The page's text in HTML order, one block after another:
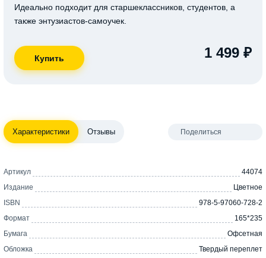
Идеально подходит для старшеклассников, студентов, а
также энтузиастов-самоучек.
1 499 ₽
Характеристики Отзывы Поделиться
Артикул
44074
Издание
Цветное
ISBN
978-5-97060-728-2
Формат
165*235
Бумага
Офсетная
Обложка
Твердый переплет